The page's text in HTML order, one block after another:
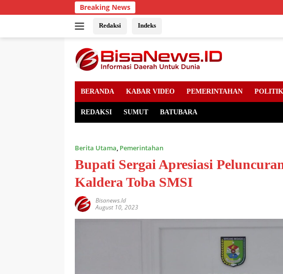
to
Breaking News
Redaksi Indeks
BERANDA KABAR VIDEO PEMERINTAHAN POLITIK
REDAKSI SUMUT BATUBARA
Berita Utama, Pemerintahan
Bupati Sergai Apresiasi
Kaldera Toba SMSI
Bisanews.id
August 10, 2023